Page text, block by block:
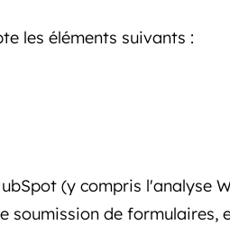
les éléments suivants :
(y compris l'analyse
soumission de formulaires,